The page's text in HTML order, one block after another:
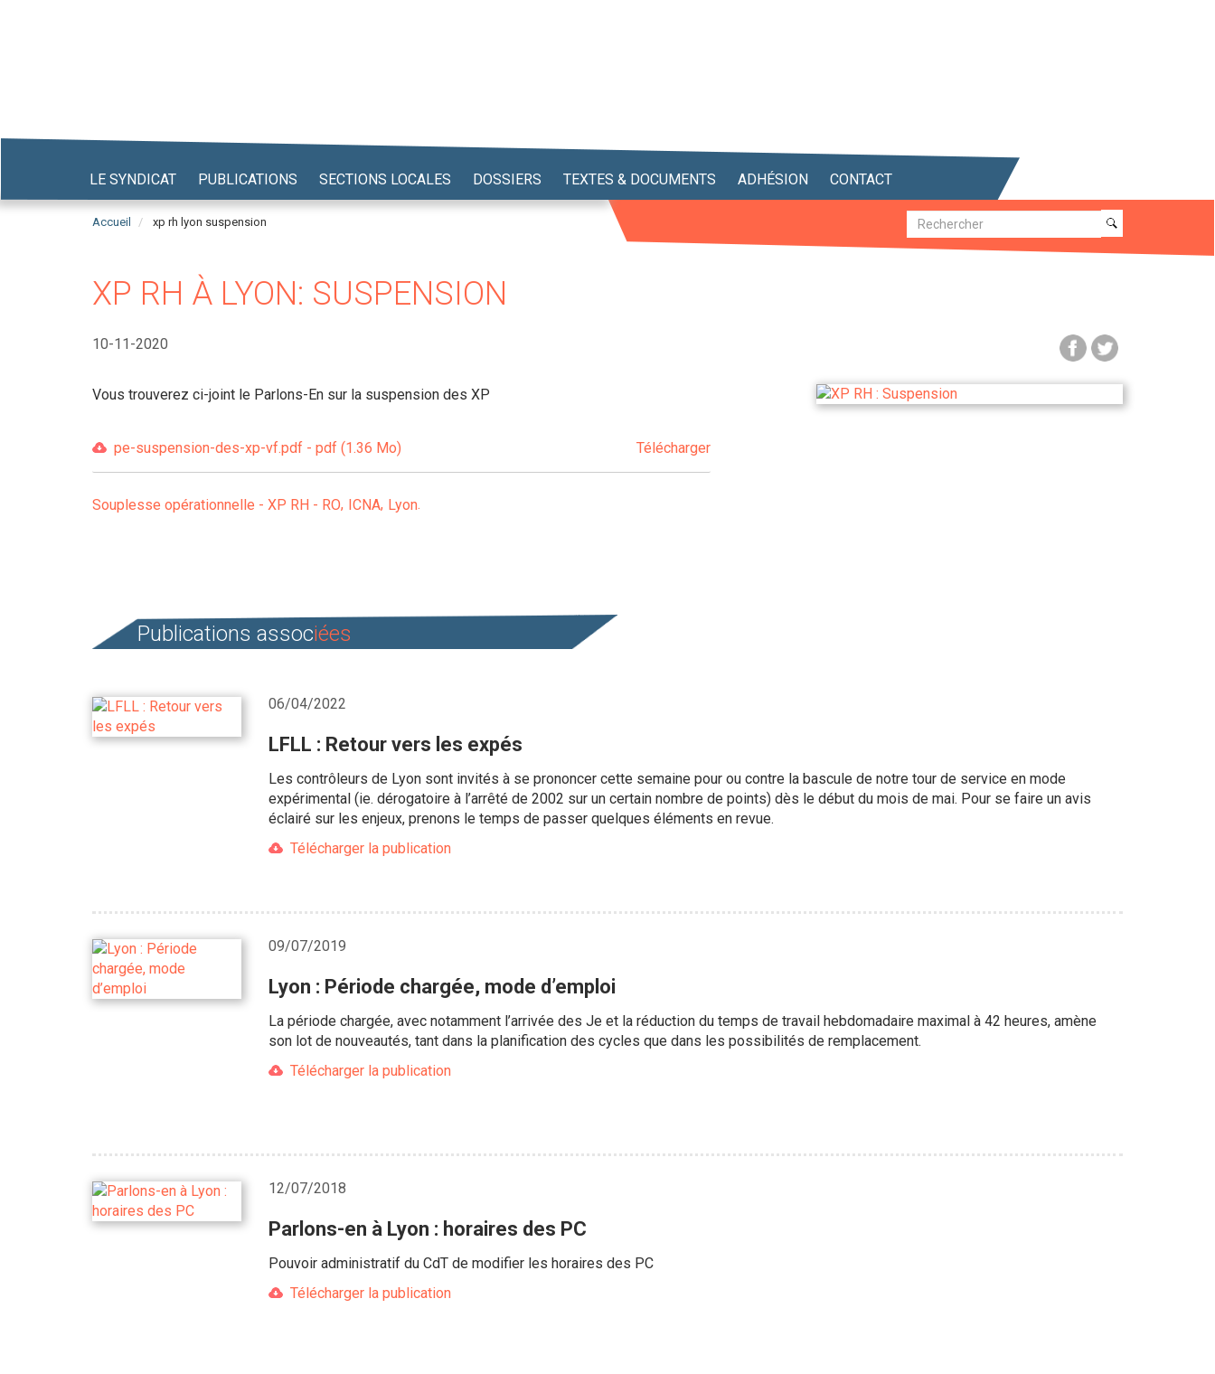
LE SYNDICAT PUBLICATIONS SECTIONS LOCALES DOSSIERS TEXTES & DOCUMENTS ADHÉSION CONTACT
Accueil xp rh lyon suspension Recherche
Recherche
XP RH À LYON: SUSPENSION
10-11-2020
Vous trouverez ci-joint le Parlons-En sur la suspension des XP
pe-suspension-des-xp-vf.pdf - pdf (1.36 Mo) Télécharger
Souplesse opérationnelle - XP RH - RO ICNA Lyon
Publications associées
06/04/2022
LFLL : Retour vers les expés
Les contrôleurs de Lyon sont invités à se prononcer cette semaine pour ou contre la bascule de notre tour de service en mode
expérimental (ie. dérogatoire à l’arrêté de 2002 sur un certain nombre de points) dès le début du mois de mai. Pour se faire un avis
éclairé sur les enjeux, prenons le temps de passer quelques éléments en revue.
Télécharger la publication
09/07/2019
Lyon : Période chargée, mode d’emploi
La période chargée, avec notamment l’arrivée des Je et la réduction du temps de travail hebdomadaire maximal à 42 heures, amène
son lot de nouveautés, tant dans la planification des cycles que dans les possibilités de remplacement.
Télécharger la publication
12/07/2018
Parlons-en à Lyon : horaires des PC
Pouvoir administratif du CdT de modifier les horaires des PC
Télécharger la publication